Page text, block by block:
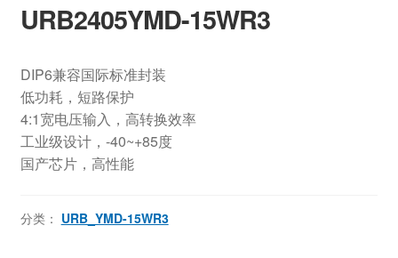
URB2405YMD-15WR3
DIP6兼容国际标准封装
低功耗，短路保护
4:1宽电压输入，高转换效率
工业级设计，-40~+85度
国产芯片，高性能
分类： URB_YMD-15WR3